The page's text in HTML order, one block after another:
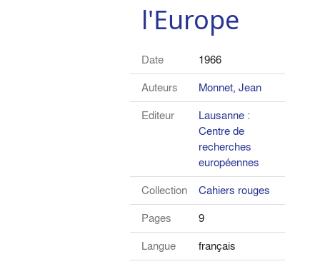
l'Europe
Date
1966
Auteurs
Monnet, Jean
Editeur
Lausanne :
Centre de
recherches
européennes
Collection
Cahiers rouges
Pages
9
Langue
français